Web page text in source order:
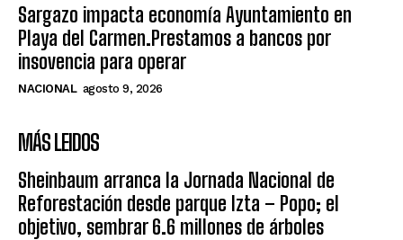
Sargazo impacta economía Ayuntamiento en
Playa del Carmen.Prestamos a bancos por
insovencia para operar
NACIONAL agosto 9, 2026
MÁS LEIDOS
Sheinbaum arranca la Jornada Nacional de
Reforestación desde parque Izta – Popo; el
objetivo, sembrar 6.6 millones de árboles